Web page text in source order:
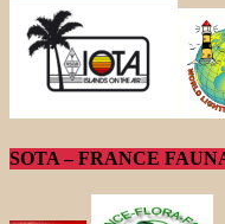
SOTA – FRANCE